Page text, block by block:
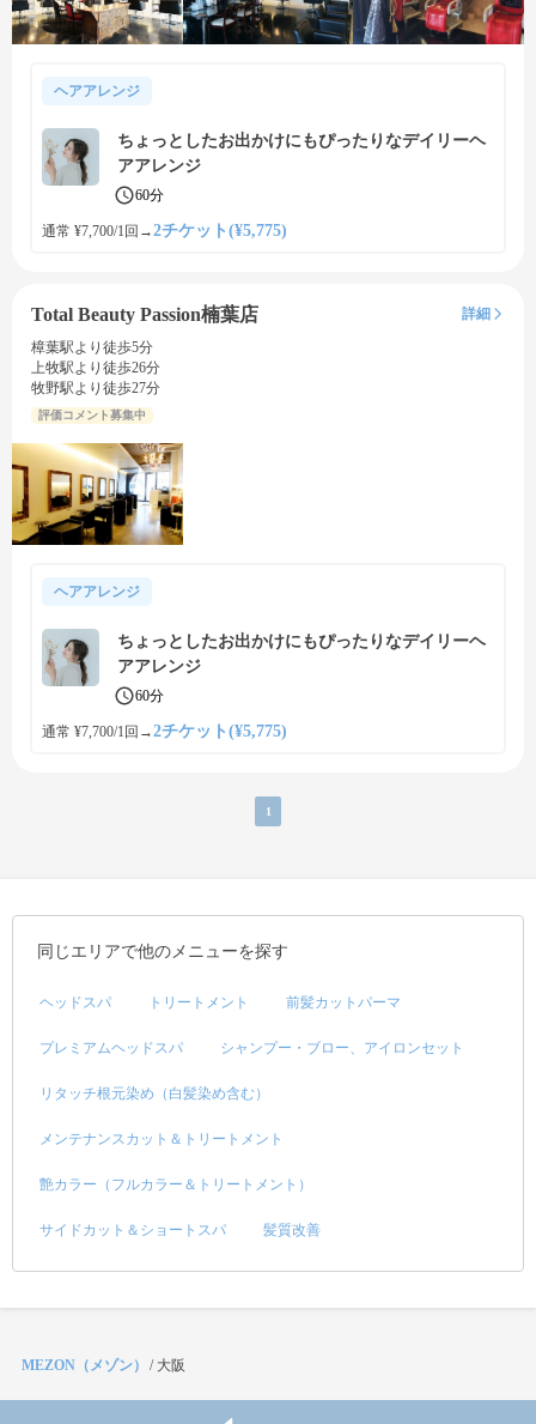
ヘアアレンジ
ちょっとしたお出かけにもぴったりなデイリーヘ
アアレンジ
60分
通常 ¥7,700/1回 →2チケット(¥5,775)
Total Beauty Passion楠葉店
詳細
樟葉駅より徒歩5分
上牧駅より徒歩26分
牧野駅より徒歩27分
評価コメント募集中
ヘアアレンジ
ちょっとしたお出かけにもぴったりなデイリーヘ
アアレンジ
60分
通常 ¥7,700/1回 →2チケット(¥5,775)
1
同じエリアで他のメニューを探す
ヘッドスパ トリートメント 前髪カットパーマ
プレミアムヘッドスパ シャンプー・ブロー、アイロンセット
リタッチ根元染め（白髪染め含む）
メンテナンスカット＆トリートメント
艶カラー（フルカラー＆トリートメント）
サイドカット＆ショートスパ 髪質改善
MEZON（メゾン） / 大阪